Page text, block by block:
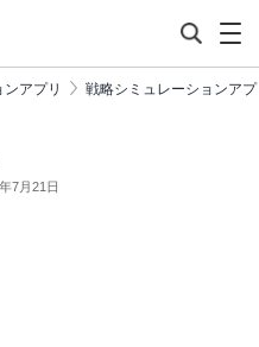
アプリ 戦略シミュレーションア
7月21日